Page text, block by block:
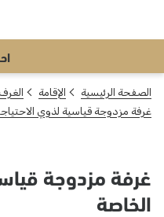
الصفحة الرئيسية الإقامة
الغرف
غرفة مزدوجة قياسية لذوي
غرفة مزدوجة
الخاصة